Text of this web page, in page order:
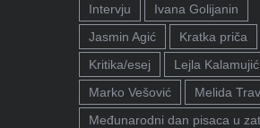
Intervju
Ivana Golijanin
Jasmin Agić
Kratka priča
Kritika/esej
Lejla Kalamujić
Marko Vešović
Melida
Međunarodni dan pisaca u